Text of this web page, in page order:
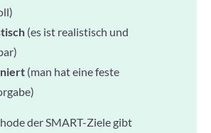
(es ist realistisch und
(man hat eine feste
der SMART-Ziele gibt